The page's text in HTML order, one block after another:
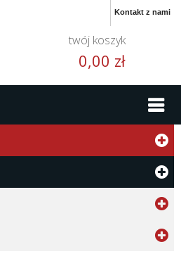
Kontakt z nami
twój koszyk
0,00 zł